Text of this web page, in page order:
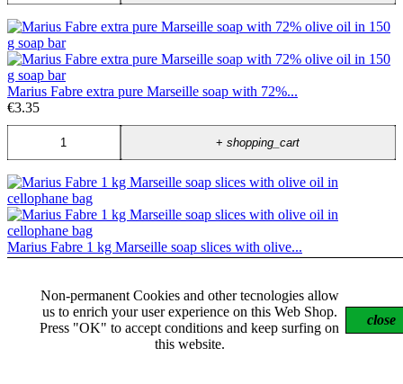
Non-permanent Cookies and other tecnologies allow
us to enrich your user experience on this Web Shop.
Press "OK" to accept conditions and keep surfing on
this website.
close
Marius Fabre extra pure Marseille soap with 72%...
€3.35
+shopping_cart
Marius Fabre 1 kg Marseille soap slices with olive...
+shopping_cart